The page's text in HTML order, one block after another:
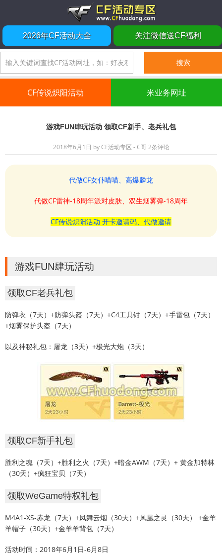
2026年CF活动大全 关注微信送CF福利
CF传说炽阳活动 米业务网址
游戏FUN肆玩活动 领取CF新手、老兵礼包
2018年6月1日 byCF活动专区 - C哥 2条评论
代做CF女仆喵喵、高爆麟龙
代做CF雷神-18周年派对皮肤、双生烟雾弹-18周年
CF传说炽阳活动 开卡邀请码、代做邀请
游戏FUN肆玩活动
领取CF老兵礼包
防弹衣（7天）+防弹头盔（7天）+C4工具钳（7天）+手雷包（7天）
+烟雾保护头盔（7天）
以及神秘礼包：屠龙（3天）+极光大炮（3天）
领取CF新手礼包
胜利之魂（7天）+胜利之火（7天）+暗金AWM（7天）+ 黄金加特林
（30天）+疯狂宝贝（7天）
领取WeGame特权礼包
M4A1-XS-赤龙（7天）+凤舞云烟（30天）+凤凰之灵（30天） +金羊
羊帽子（30天）+金羊羊背包（7天）
活动时间：2018年6月1日-6月8日